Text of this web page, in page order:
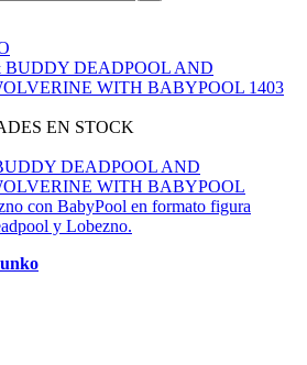
EN STOCK
DEADPOOL AND
WITH BABYPOOL
con BabyPool en formato figura
y Lobezno.